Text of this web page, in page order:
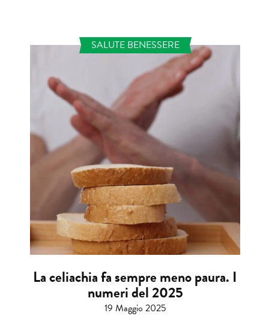
SALUTE BENESSERE
La celiachia fa sempre meno paura. I
numeri del 2025
19 Maggio 2025